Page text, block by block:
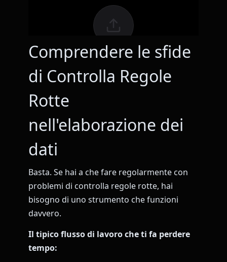
Comprendere le sfide
di Controlla Regole
Rotte
nell'elaborazione dei
dati
Basta. Se hai a che fare regolarmente con
problemi di controlla regole rotte, hai
bisogno di uno strumento che funzioni
davvero.
Il tipico flusso di lavoro che ti fa perdere
tempo: